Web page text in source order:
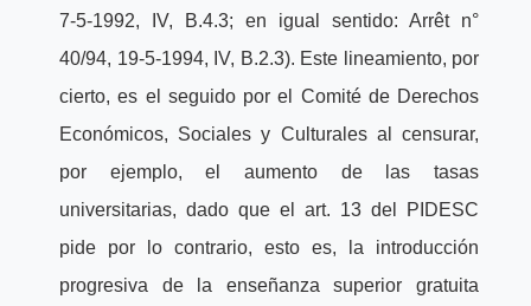
7-5-1992, IV, B.4.3; en igual sentido: Arrêt n°
40/94, 19-5-1994, IV, B.2.3). Este lineamiento, por
cierto, es el seguido por el Comité de Derechos
Económicos, Sociales y Culturales al censurar,
por ejemplo, el aumento de las tasas
universitarias, dado que el art. 13 del PIDESC
pide por lo contrario, esto es, la introducción
progresiva de la enseñanza superior gratuita